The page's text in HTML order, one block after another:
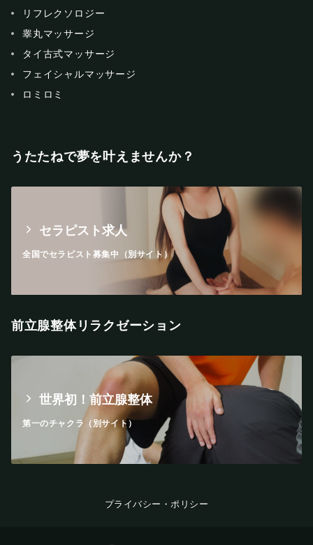
リフレクソロジー
睾丸マッサージ
タイ古式マッサージ
フェイシャルマッサージ
ロミロミ
うたたねで夢を叶えませんか？
セラピスト求人
全国でセラピスト募集中（別サイト）
前立腺整体リラクゼーション
世界初！前立腺整体
第一のチャクラ（別サイト）
プライバシー・ポリシー